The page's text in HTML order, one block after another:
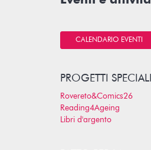
CALENDARIO EVENTI
PROGETTI SPECIALI
Rovereto&Comics26
Reading4Ageing
Libri d'argento